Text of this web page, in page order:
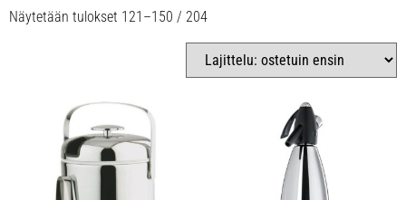
Näytetään tulokset 121–150 / 204